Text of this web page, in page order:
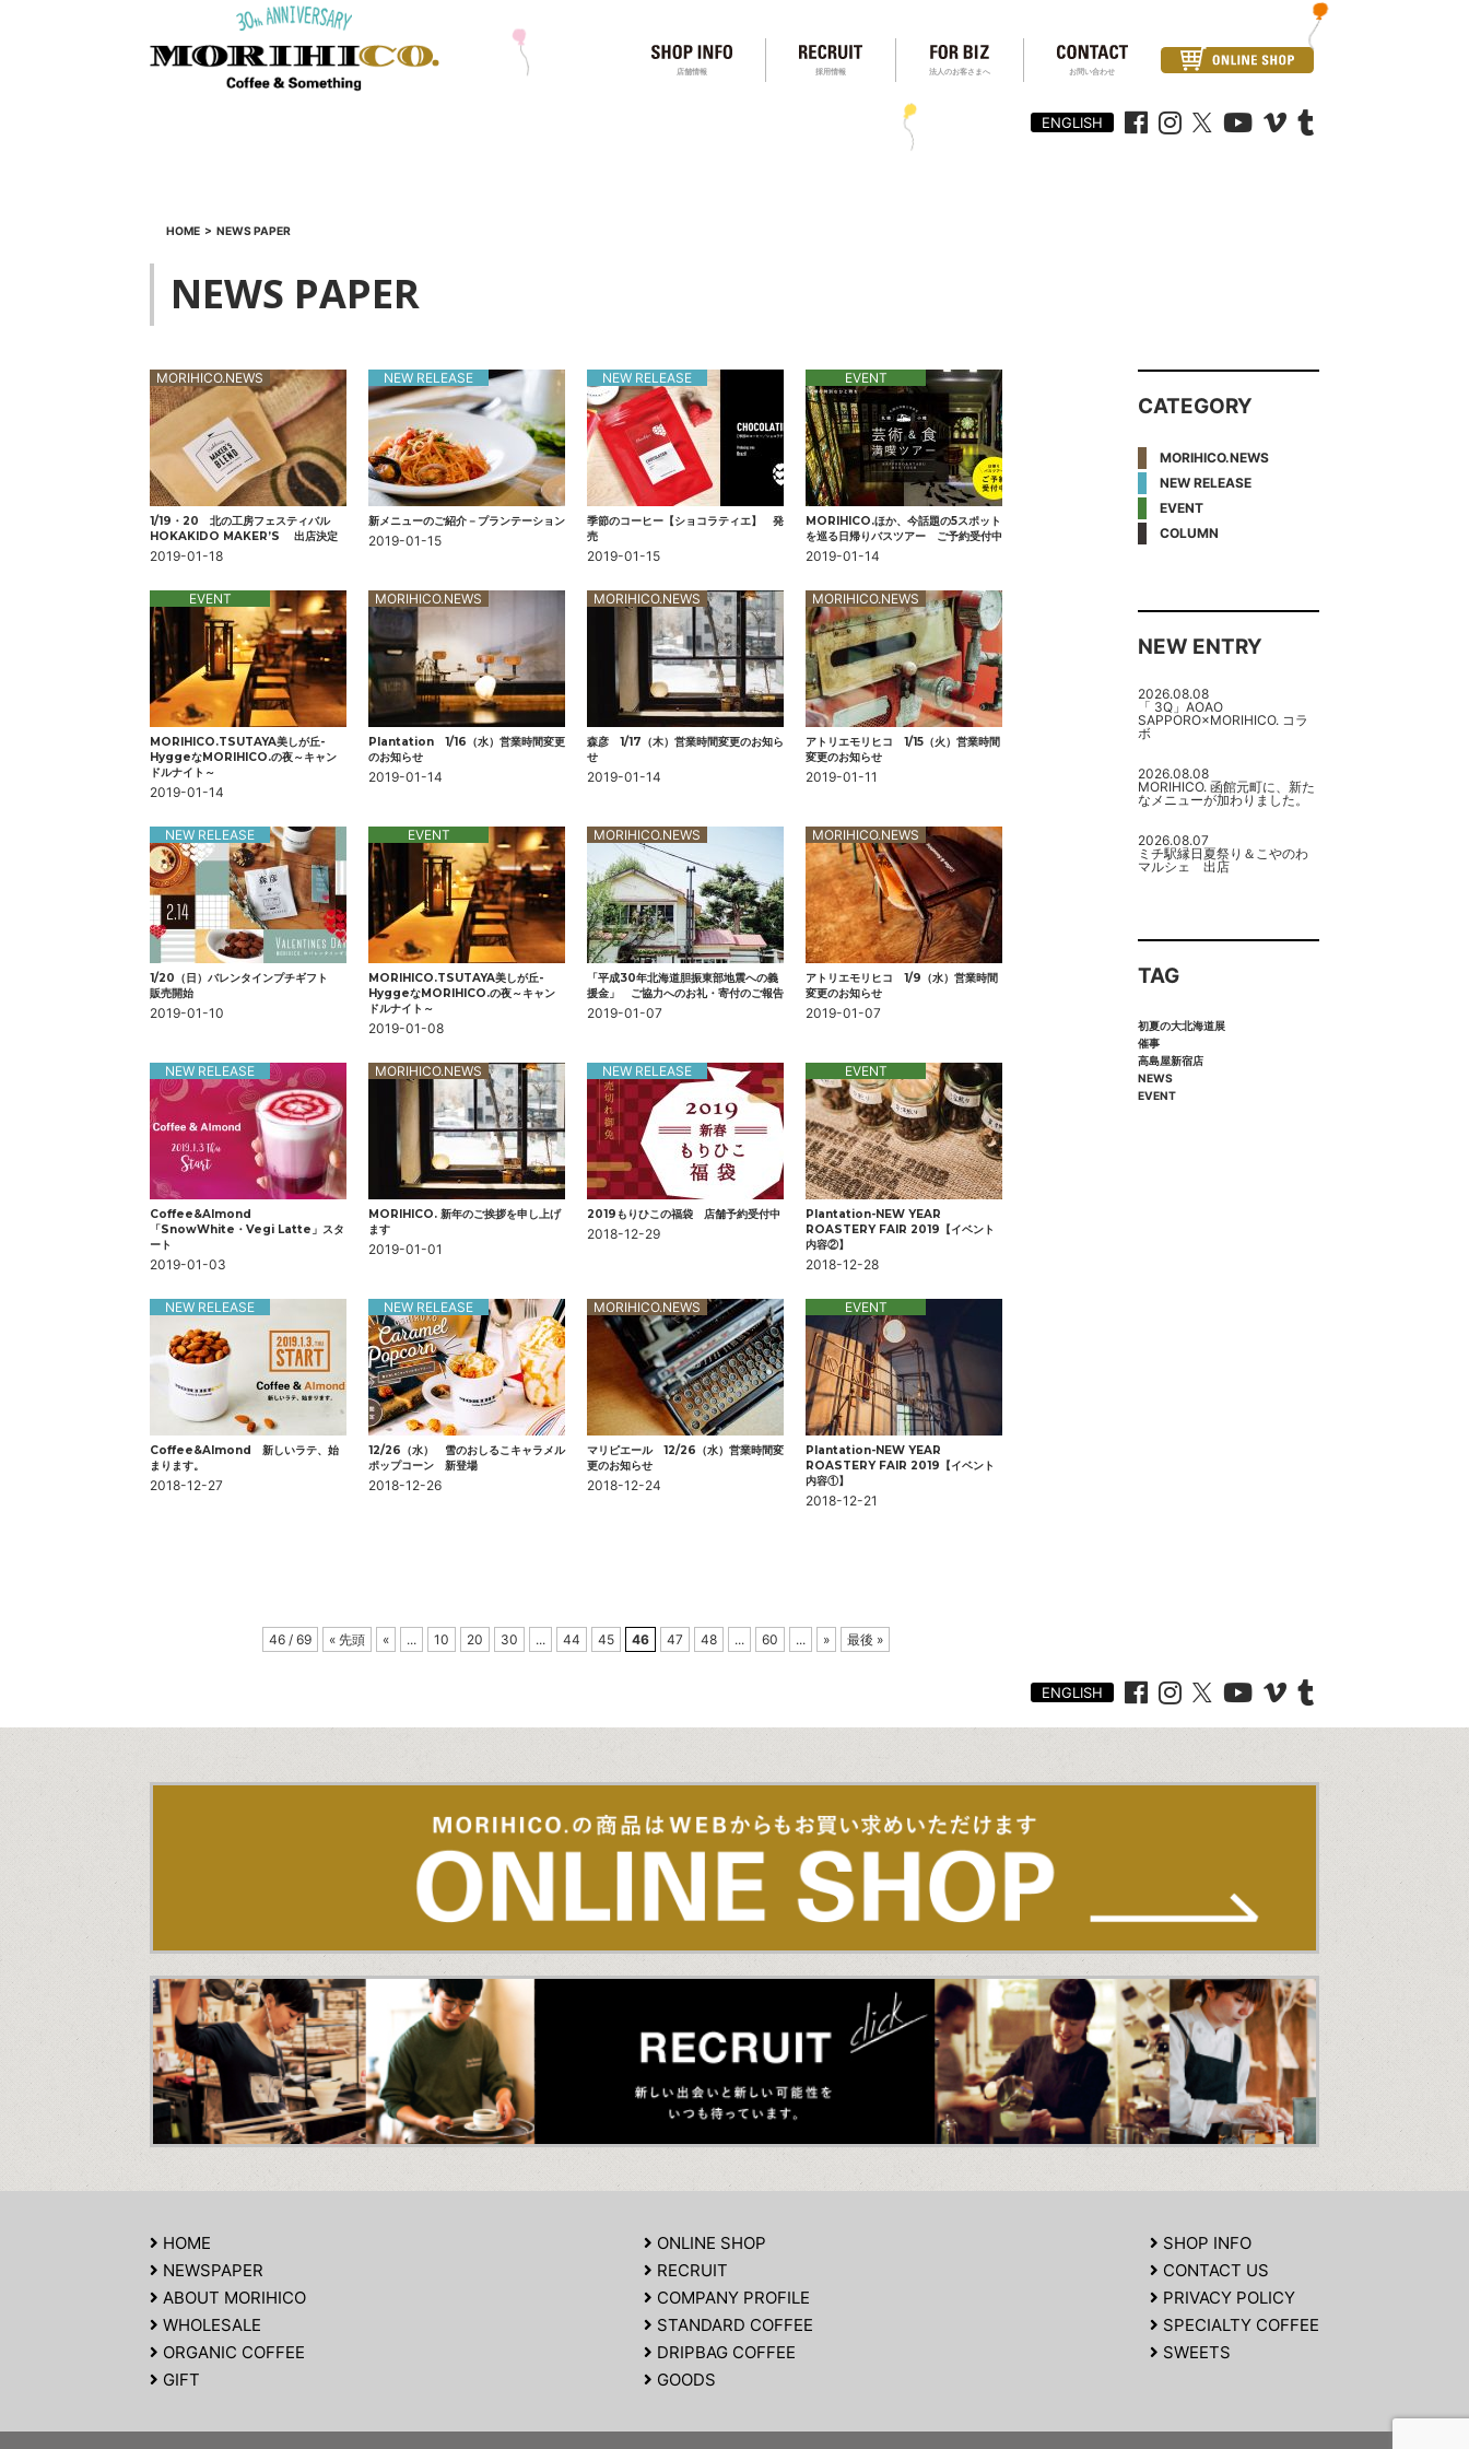
店舗情報 採用情報 法人のお客さまへ お問い合わせ
ENGLISH
HOME > NEWS PAPER
NEWS PAPER
MORIHICO.NEWS
1/19・20 北の工房フェスティバル
HOKAKIDO MAKER’S 出店決定
2019-01-18
NEW RELEASE
新メニューのご紹介－プランテーション
2019-01-15
NEW RELEASE
季節のコーヒー【ショコラティエ】 発
売
2019-01-15
EVENT
MORIHICO.ほか、今話題の5スポット
を巡る日帰りバスツアー ご予約受付中
2019-01-14
EVENT
MORIHICO.TSUTAYA美しが丘-
HyggeなMORIHICO.の夜～キャン
ドルナイト～
2019-01-14
MORIHICO.NEWS
Plantation 1/16（水）営業時間変更
のお知らせ
2019-01-14
MORIHICO.NEWS
森彦 1/17（木）営業時間変更のお知ら
せ
2019-01-14
MORIHICO.NEWS
アトリエモリヒコ 1/15（火）営業時間
変更のお知らせ
2019-01-11
NEW RELEASE
1/20（日）バレンタインプチギフト
販売開始
2019-01-10
EVENT
MORIHICO.TSUTAYA美しが丘-
HyggeなMORIHICO.の夜～キャン
ドルナイト～
2019-01-08
MORIHICO.NEWS
「平成30年北海道胆振東部地震への義
援金」 ご協力へのお礼・寄付のご報告
2019-01-07
MORIHICO.NEWS
アトリエモリヒコ 1/9（水）営業時間
変更のお知らせ
2019-01-07
NEW RELEASE
Coffee&Almond
「SnowWhite・Vegi Latte」スタ
ート
2019-01-03
MORIHICO.NEWS
MORIHICO. 新年のご挨拶を申し上げ
ます
2019-01-01
NEW RELEASE
2019もりひこの福袋 店舗予約受付中
2018-12-29
EVENT
Plantation-NEW YEAR
ROASTERY FAIR 2019【イベント
内容②】
2018-12-28
NEW RELEASE
Coffee&Almond 新しいラテ、始
まります。
2018-12-27
NEW RELEASE
12/26（水） 雪のおしるこキャラメル
ポップコーン 新登場
2018-12-26
MORIHICO.NEWS
マリピエール 12/26（水）営業時間変
更のお知らせ
2018-12-24
EVENT
Plantation-NEW YEAR
ROASTERY FAIR 2019【イベント
内容①】
2018-12-21
46 / 69 « 先頭 « ... 10 20 30 ... 44 45 46 47 48 ... 60 ... » 最後 »
CATEGORY
MORIHICO.NEWS
NEW RELEASE
EVENT
COLUMN
NEW ENTRY
2026.08.08
「 3Q」AOAO
SAPPORO×MORIHICO. コラ
ボ
2026.08.08
MORIHICO. 函館元町に、新た
なメニューが加わりました。
2026.08.07
ミチ駅縁日夏祭り＆こやのわ
マルシェ 出店
TAG
初夏の大北海道展
催事
高島屋新宿店
NEWS
EVENT
ENGLISH
HOME
NEWSPAPER
ABOUT MORIHICO
WHOLESALE
ORGANIC COFFEE
GIFT
ONLINE SHOP
RECRUIT
COMPANY PROFILE
STANDARD COFFEE
DRIPBAG COFFEE
GOODS
SHOP INFO
CONTACT US
PRIVACY POLICY
SPECIALTY COFFEE
SWEETS